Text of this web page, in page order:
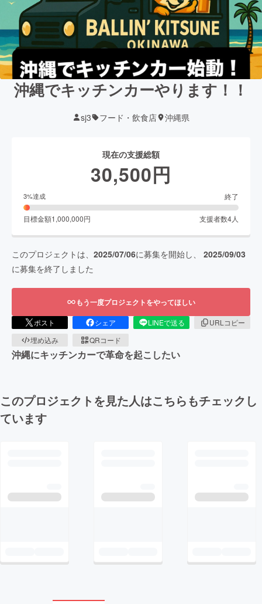
沖縄でキッチンカーやります！！
sj3 フード・飲食店 沖縄県
現在の支援総額
30,500円
3%達成 終了
目標金額1,000,000円 支援者数4人
このプロジェクトは、 2025/07/06に募集を開始し、 2025/09/03
に募集を終了しました
もう一度プロジェクトをやってほしい
ポスト シェア LINEで送る
URLコピー
埋め込み
QRコード
沖縄にキッチンカーで革命を起こしたい
このプロジェクトを見た人はこちらもチェックし
ています